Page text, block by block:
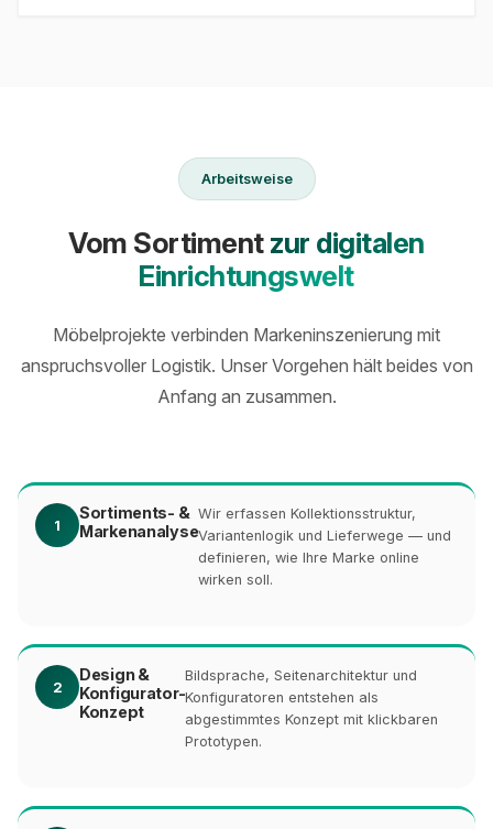
Arbeitsweise
Vom Sortimentzur digitalen
Einrichtungswelt
Möbelprojekte verbinden Markeninszenierung mit
anspruchsvoller Logistik. Unser Vorgehen hält beides von
Anfang an zusammen.
1
Sortiments- &
Markenanalyse
Wir erfassen Kollektionsstruktur,
Variantenlogik und Lieferwege — und
definieren, wie Ihre Marke online
wirken soll.
2
Design &
Konfigurator-
Konzept
Bildsprache, Seitenarchitektur und
Konfiguratoren entstehen als
abgestimmtes Konzept mit klickbaren
Prototypen.